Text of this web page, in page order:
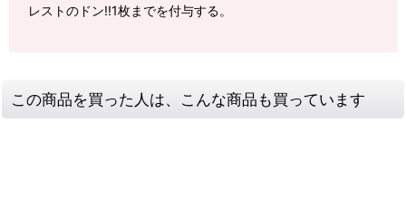
レストのドン!!1枚までを付与する。
この商品を買った人は、こんな商品も買っています